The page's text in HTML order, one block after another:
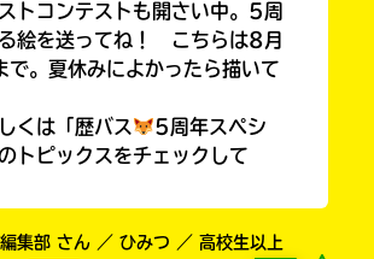
トコンテストも開さい中。5周
絵を送ってね！ こちらは8月
。夏休みによかったら描いて
くは「歴バス
5周年スペシ
トピックスをチェックして
集部 さん ／ ひみつ ／ 高校生以上
入
内
容
ラ